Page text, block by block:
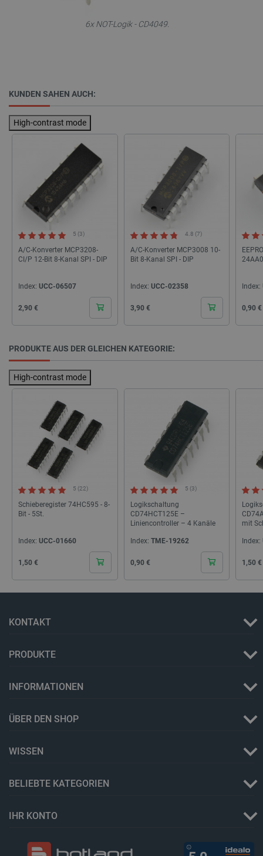
6x NOT-Logik - CD4049.
KUNDEN SAHEN AUCH:
High-contrast mode
5 (3)
A/C-Konverter MCP3208-
CI/P 12-Bit 8-Kanal SPI - DIP
Index: UCC-06507
Cena
2,90 €
4.8 (7)
A/C-Konverter MCP3008 10-
Bit 8-Kanal SPI - DIP
Index: UCC-02358
Cena
3,90 €
Index:
Cena
0,90 €
PRODUKTE AUS DER GLEICHEN KATEGORIE:
High-contrast mode
5 (22)
Schieberegister 74HC595 - 8-
Bit - 5St.
Index: UCC-01660
Cena
1,50 €
5 (3)
Logikschaltung
CD74HCT125E –
Liniencontroller – 4 Kanäle
Index: TME-19262
Cena
0,90 €
mit
Index:
Cena
1,50 €
KONTAKT
PRODUKTE
INFORMATIONEN
ÜBER DEN SHOP
WISSEN
BELIEBTE KATEGORIEN
IHR KONTO
Unbedingt erforderlich
Unbedingt erforderliche Cookies ermöglichen
wesentliche Kernfunktionen der Website wie die
Benutzeranmeldung und die Kontoverwaltung.
Ohne die unbedingt erforderlichen Cookies kann
die Website nicht ordnungsgemäß verwendet
werden.
Name
VISITOR_PRIVACY_METADATA
YouTube
.youtube.com
5
critAccountId
41
botland.de
9
isListDisplay botland.de
Datenschutzerklärung von Google